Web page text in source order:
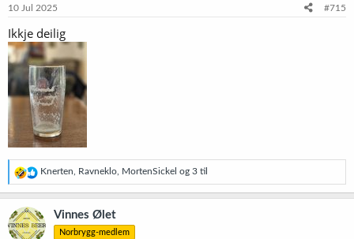
e
:
10 Jul 2025 #715
Ikkje deilig
R
e
a
s
j
Knerten Ravneklo MortenSickel og 3 til
Vinnes Ølet
Norbrygg-medlem